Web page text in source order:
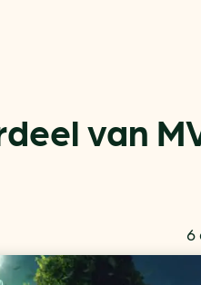
CO2-voetafdruk
MKB energie
van
6